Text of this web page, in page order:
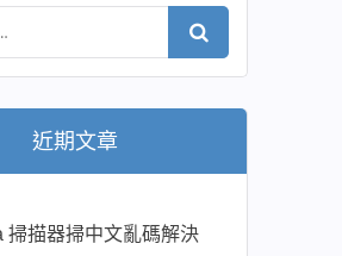
近期文章
掃描器掃中文亂碼解決